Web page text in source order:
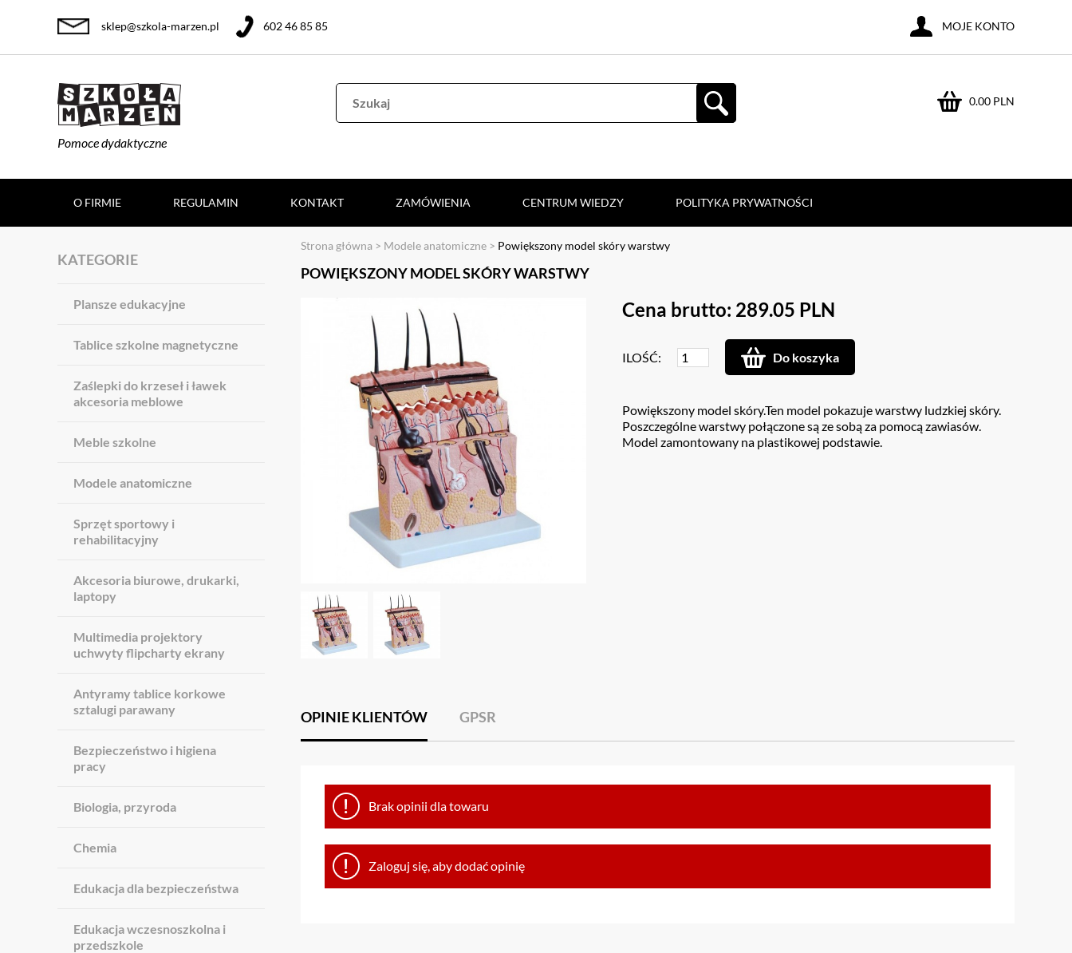
Pomoce dydaktyczne
0.00 PLN
sklep@szkola-marzen.pl 602 46 85 85 MOJE KONTO
O FIRMIE REGULAMIN KONTAKT ZAMÓWIENIA CENTRUM WIEDZY POLITYKA PRYWATNOŚCI
KATEGORIE
Plansze edukacyjne
Tablice szkolne magnetyczne
Zaślepki do krzeseł i ławek
akcesoria meblowe
Meble szkolne
Modele anatomiczne
Sprzęt sportowy i
rehabilitacyjny
Akcesoria biurowe, drukarki,
laptopy
Multimedia projektory
uchwyty flipcharty ekrany
Antyramy tablice korkowe
sztalugi parawany
Bezpieczeństwo i higiena
pracy
Biologia, przyroda
Chemia
Edukacja dla bezpieczeństwa
Edukacja wczesnoszkolna i
przedszkole
Strona główna > Modele anatomiczne > Powiększony model skóry warstwy
POWIĘKSZONY MODEL SKÓRY WARSTWY
Cena brutto: 289.05 PLN
ILOŚĆ: Do koszyka
Powiększony model skóry.Ten model pokazuje warstwy ludzkiej skóry.
Poszczególne warstwy połączone są ze sobą za pomocą zawiasów.
Model zamontowany na plastikowej podstawie.
OPINIE KLIENTÓW GPSR
Brak opinii dla towaru
Zaloguj się, aby dodać opinię